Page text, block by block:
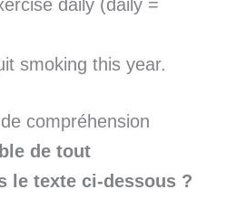
daily (daily =
smoking this year.
compréhension
de tout
le texte ci-dessous ?